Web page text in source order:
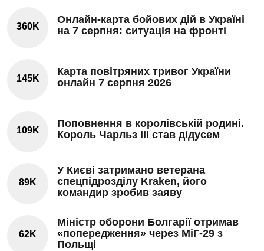
360K
Онлайн-карта бойових дій в Україні
на 7 серпня: ситуація на фронті
145K
Карта повітряних тривог України
онлайн 7 серпня 2026
109K
Поповнення в королівській родині.
Король Чарльз III став дідусем
89K
У Києві затримано ветерана
спецпідрозділу Kraken, його
командир зробив заяву
62K
Міністр оборони Болгарії отримав
«попередження» через МіГ-29 з
Польщі